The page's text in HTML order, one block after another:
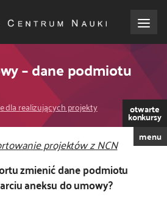
– dane podmiotu
dla realizujących projekty otwarte
konkursy
menu
projektów z NCN
zmienić dane podmiotu
aneksu do umowy?